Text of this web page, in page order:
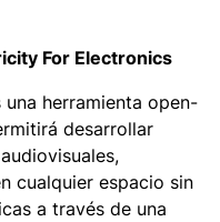
For Electronics
herramienta open-
desarrollar
cualquier espacio sin
a través de una